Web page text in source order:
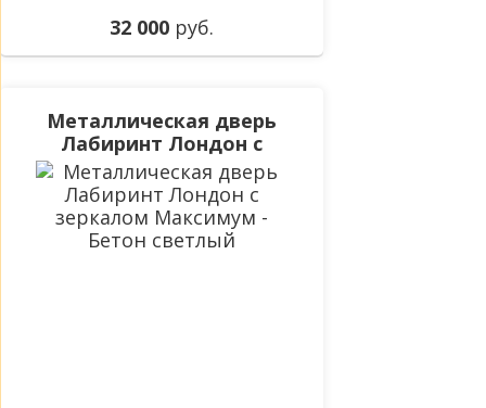
32 000 руб.
Металлическая дверь
Лабиринт Лондон с
зеркалом Максимум -
Бетон светлый